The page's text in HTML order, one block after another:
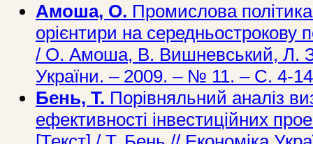
Амоша, О. Промислова
орієнтири на середньострокову
/ О. Амоша, В. Вишневський, Л.
України. – 2009. – № 11. – С. 4-
Бень, Т. Порівняльний аналіз
ефективності інвестиційних